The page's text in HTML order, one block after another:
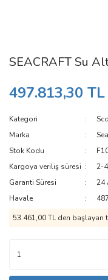
SEACRAFT Su
497.813,30 TL
Kategori
Marka
Stok Kodu
Kargoya veriliş süresi
2-
Garanti Süresi
24
Havale
53.461,00 TL den başlayan